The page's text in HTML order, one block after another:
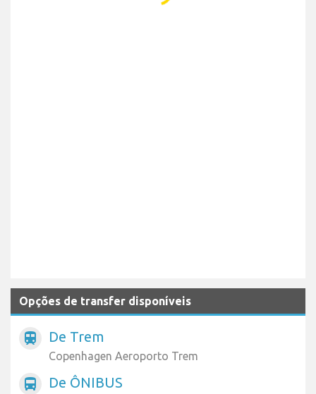
Opções de transfer disponíveis
train De Trem
Copenhagen Aeroporto Trem
directions_bus De ÔNIBUS